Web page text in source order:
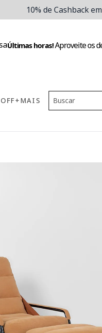
10% de Cashback
Últimas horas!Aproveite os
OFF+MAIS